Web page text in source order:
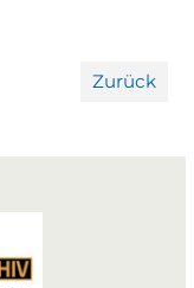
Zurück